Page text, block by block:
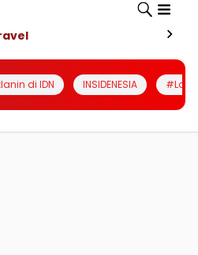
di IDN INSIDENESIA